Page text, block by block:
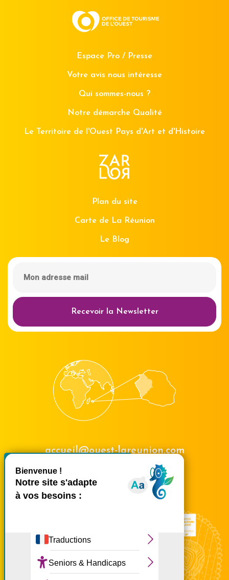
Tout accepter
Tout refuser
Masquer le
Espace Pro / Presse
Votre avis nous intéresse
Qui sommes-nous ?
Notre démarche Qualité
Le Territoire de l'Ouest Pays d'Art et d'Histoire
Plan du site
Carte de La Réunion
Le Blog
Recevoir la Newsletter
accueil@ouest-lareunion.com
02 62 42 31 31
Nous rencontrer